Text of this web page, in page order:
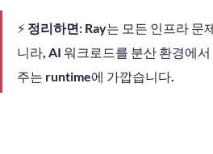
⚡ 정리하면: Ray는 모든 인프라 문
니라, AI 워크로드를 분산 환경에
주는 runtime에 가깝습니다.